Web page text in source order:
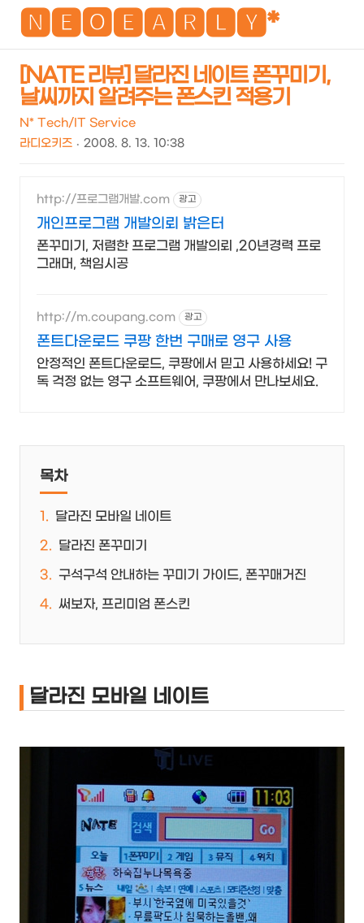
🅽🅴🅾🅴🅰🆁🅻🆈*
[NATE 리뷰] 달라진 네이트 폰꾸미기,
날씨까지 알려주는 폰스킨 적용기
N* Tech/IT Service
라디오키즈
2008. 8. 13. 10:38
http://프로그램개발.com 광고
개인프로그램 개발의뢰 밝은터
폰꾸미기, 저렴한 프로그램 개발의뢰 ,20년경력 프로
그래머, 책임시공
http://m.coupang.com 광고
폰트다운로드 쿠팡 한번 구매로 영구 사용
안정적인 폰트다운로드, 쿠팡에서 믿고 사용하세요! 구
독 걱정 없는 영구 소프트웨어, 쿠팡에서 만나보세요.
목차
달라진 모바일 네이트
달라진 폰꾸미기
구석구석 안내하는 꾸미기 가이드, 폰꾸매거진
써보자, 프리미엄 폰스킨
달라진 모바일 네이트